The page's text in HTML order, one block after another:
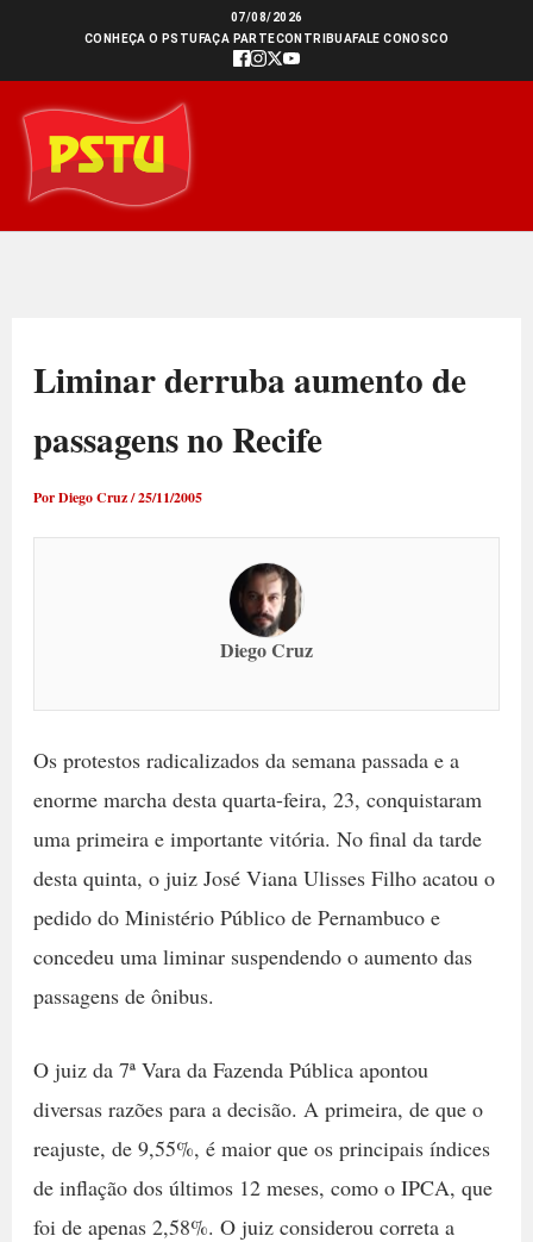
conteúdo
07/08/2026
CONHEÇA O PSTU FAÇA PARTECONTRIBUAFALE CONOSCO
Liminar derruba aumento de
passagens no Recife
PorDiego Cruz/25/11/2005
Diego Cruz
Os protestos radicalizados da semana passada e a
enorme marcha desta quarta-feira, 23, conquistaram
uma primeira e importante vitória. No final da tarde
desta quinta, o juiz José Viana Ulisses Filho acatou o
pedido do Ministério Público de Pernambuco e
concedeu uma liminar suspendendo o aumento das
passagens de ônibus.
O juiz da 7ª Vara da Fazenda Pública apontou
diversas razões para a decisão. A primeira, de que o
reajuste, de 9,55%, é maior que os principais índices
de inflação dos últimos 12 meses, como o IPCA, que
foi de apenas 2,58%. O juiz considerou correta a